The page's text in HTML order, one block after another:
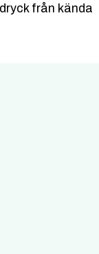
från kända